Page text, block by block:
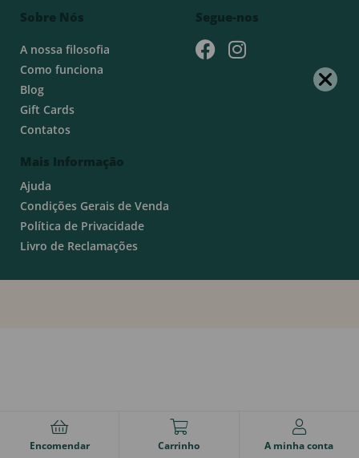
Sobre Nós
A nossa filosofia
Como funciona
Blog
Gift Cards
Contatos
Mais Informação
Ajuda
Condições Gerais de Venda
Política de Privacidade
Livro de Reclamações
Segue-nos
Encomendar Carrinho A minha conta